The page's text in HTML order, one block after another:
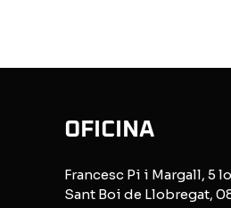
OFICINA
Francesc Pi i Margall, 5
Sant Boi de Llobregat,